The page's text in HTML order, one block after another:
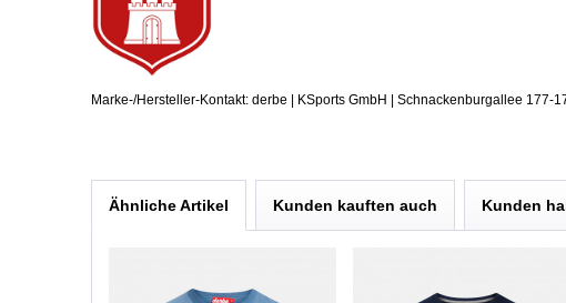
Marke-/Hersteller-Kontakt: derbe | KSports GmbH | Schnackenburgallee
Ähnliche Artikel Kunden kauften auch Kunden